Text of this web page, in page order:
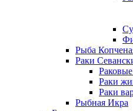
Рыба
Раки
Раки
Раки
Рыбная Икра